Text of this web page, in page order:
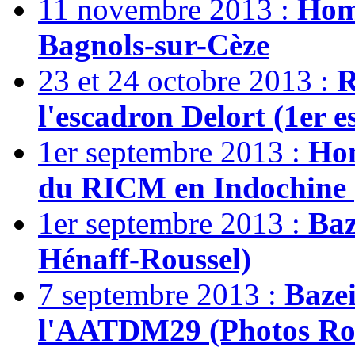
11 novembre 2013 :
Bagnols-sur-Cèze
23 et 24 octobre 2013 :
l'escadron Delort (1er
1er septembre 2013 :
du RICM en
1er septembre 2013 :
Hénaff-Roussel)
7 septembre 2013 :
l'AATDM29 (Photos